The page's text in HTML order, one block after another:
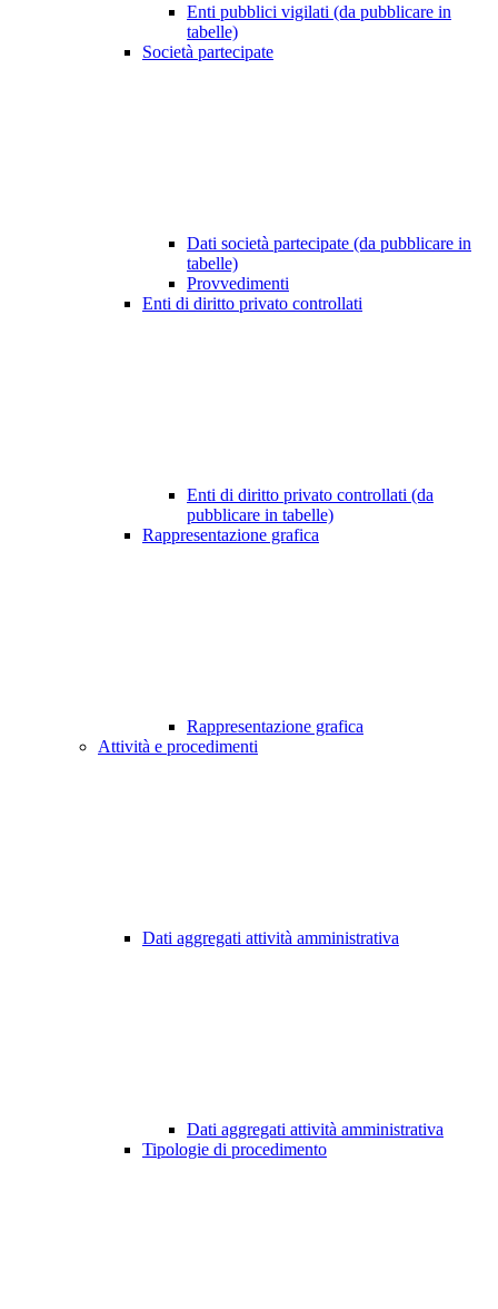
Enti pubblici vigilati (da pubblicare in
tabelle)
Società partecipate
Dati società partecipate (da pubblicare in
tabelle)
Provvedimenti
Enti di diritto privato controllati
Enti di diritto privato controllati (da
pubblicare in tabelle)
Rappresentazione grafica
Rappresentazione grafica
Attività e procedimenti
Dati aggregati attività amministrativa
Dati aggregati attività amministrativa
Tipologie di procedimento